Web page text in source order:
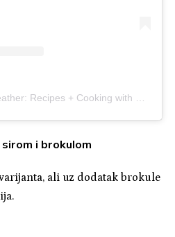
i brokulom
varijanta, ali uz dodatak brokule